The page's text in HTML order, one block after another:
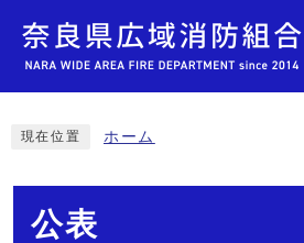
現在位置 ホーム
公表